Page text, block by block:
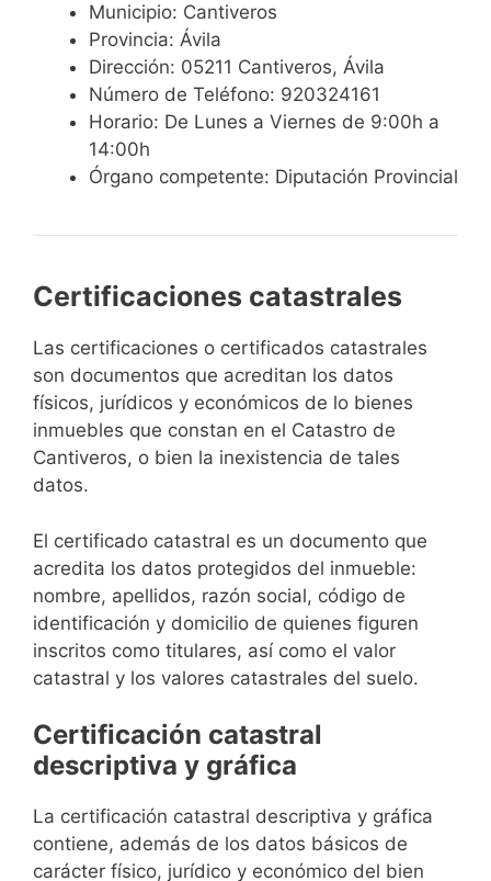
Municipio: Cantiveros
Provincia: Ávila
Dirección: 05211 Cantiveros, Ávila
Número de Teléfono: 920324161
Horario: De Lunes a Viernes de 9:00h a
14:00h
Órgano competente: Diputación Provincial
Certificaciones catastrales
Las certificaciones o certificados catastrales
son documentos que acreditan los datos
físicos, jurídicos y económicos de lo bienes
inmuebles que constan en el Catastro de
Cantiveros, o bien la inexistencia de tales
datos.
El certificado catastral es un documento que
acredita los datos protegidos del inmueble:
nombre, apellidos, razón social, código de
identificación y domicilio de quienes figuren
inscritos como titulares, así como el valor
catastral y los valores catastrales del suelo.
Certificación catastral
descriptiva y gráfica
La certificación catastral descriptiva y gráfica
contiene, además de los datos básicos de
carácter físico, jurídico y económico del bien